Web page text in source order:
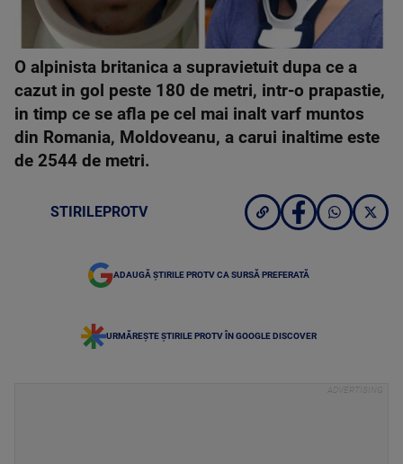
O alpinista britanica a supravietuit dupa ce a
cazut in gol peste 180 de metri, intr-o prapastie,
in timp ce se afla pe cel mai inalt varf muntos
din Romania, Moldoveanu, a carui inaltime este
de 2544 de metri.
STIRILEPROTV
ADAUGĂ ȘTIRILE PROTV CA SURSĂ PREFERATĂ
URMĂREȘTE ȘTIRILE PROTV ÎN GOOGLE DISCOVER